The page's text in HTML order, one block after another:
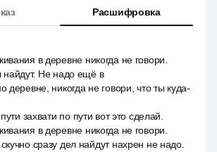
Расшифровка
в деревне никогда не говори.
найдут. Не надо ещё в
деревне, никогда не говори, что ты куда-
захвати по пути вот это сделай.
в деревне никогда не говори.
сразу дел найдут нахрен не надо.